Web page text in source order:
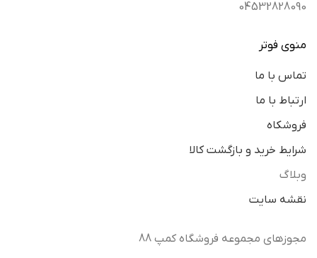
04532828090
منوی فوتر
تماس با ما
ارتباط با ما
فروشکاه
شرایط خرید و بازگشت کالا
وبلاگ
نقشه سایت
مجوزهای مجموعه فروشگاه کمپ 88